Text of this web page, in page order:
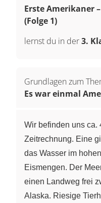
Erste Amerikaner
(Folge 1)
lernst du in der3.
Grundlagen zum
Es war einmal
Wir befinden uns ca.
Zeitrechnung. Eine
das Wasser im
Eismengen. Der
einen Landweg frei
Alaska. Riesige